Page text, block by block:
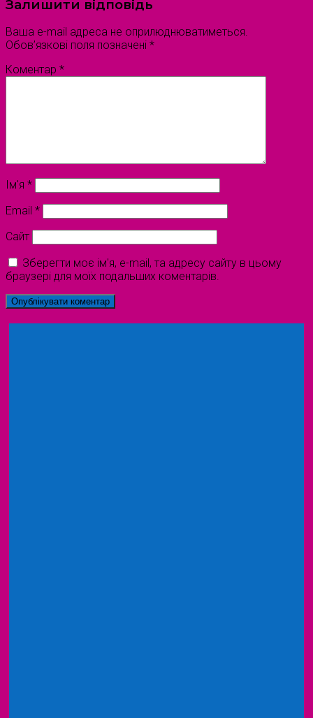
Залишити відповідь
Ваша e-mail адреса не оприлюднюватиметься.
Обов’язкові поля позначені *
Коментар *
Ім'я *
Email *
Сайт
Зберегти моє ім'я, e-mail, та адресу сайту в цьому
браузері для моїх подальших коментарів.